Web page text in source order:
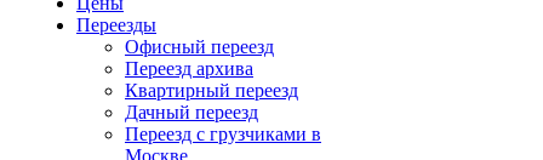
Переезды
Офисный переезд
Переезд архива
Квартирный переезд
Дачный переезд
Переезд с грузчиками в
Москве